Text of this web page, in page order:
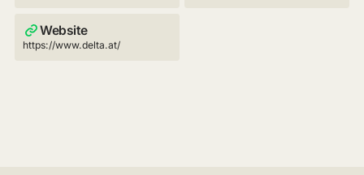
Website
https://www.delta.at/